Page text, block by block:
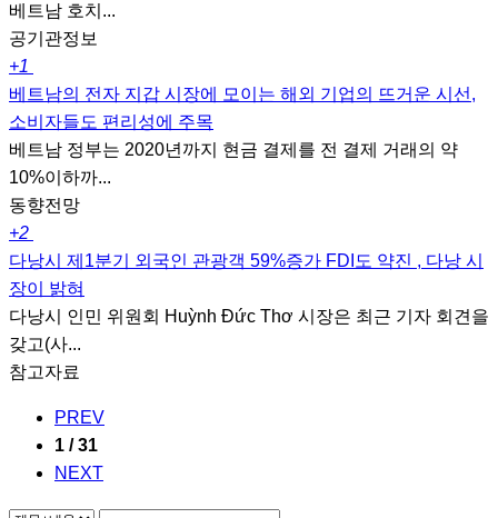
베트남 호치...
공기관정보
+1
베트남의 전자 지갑 시장에 모이는 해외 기업의 뜨거운 시선,
소비자들도 편리성에 주목
베트남 정부는 2020년까지 현금 결제를 전 결제 거래의 약
10%이하까...
동향전망
+2
다낭시 제1분기 외국인 관광객 59%증가 FDI도 약진 , 다낭 시
장이 밝혀
다낭시 인민 위원회 Huỳnh Đức Thơ 시장은 최근 기자 회견을
갖고(사...
참고자료
PREV
1 / 31
NEXT